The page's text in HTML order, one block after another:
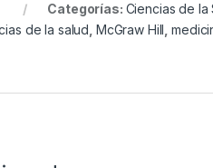
Categorías: Ciencias de la
de la salud McGraw Hill ,